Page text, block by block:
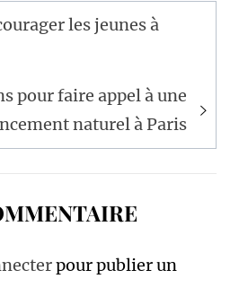
les jeunes à
pour faire appel à une
naturel à Paris
pour publier un